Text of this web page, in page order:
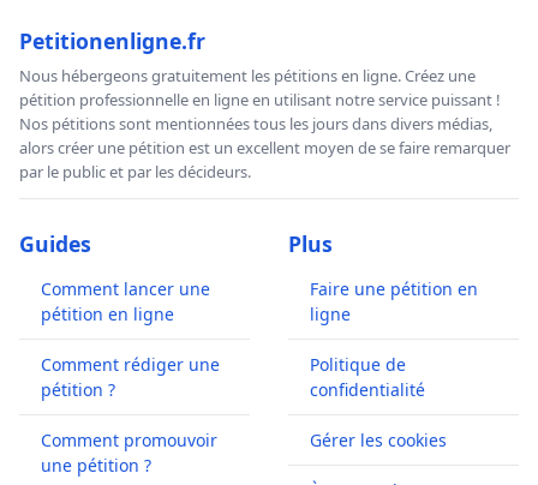
Petitionenligne.fr
Nous hébergeons gratuitement les pétitions en ligne. Créez une
pétition professionnelle en ligne en utilisant notre service puissant !
Nos pétitions sont mentionnées tous les jours dans divers médias,
alors créer une pétition est un excellent moyen de se faire remarquer
par le public et par les décideurs.
Guides
Comment lancer une
pétition en ligne
Comment rédiger une
pétition ?
Comment promouvoir
une pétition ?
Plus
Faire une pétition en
ligne
Politique de
confidentialité
Gérer les cookies